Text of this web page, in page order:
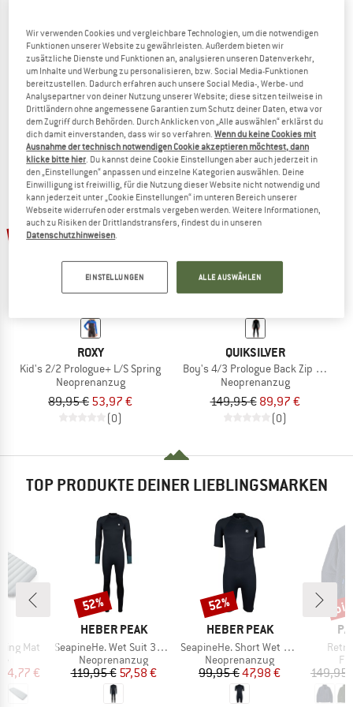
HEBER PEAK
Kids SeapineHe. Wet Suit 3mm
Neoprenanzug
99,95 €42,98 €
5,0(3)
HEBER PEAK
Kid's SeapineHe. Short Wet Suit
Neoprenanzug
89,95 €38,68 €
(0)
40%
ROXY
Kid's 2/2 Prologue+ L/S Spring
Neoprenanzug
89,95 € 53,97 €
(0)
QUIKSILVER
Boy's 4/3 Prologue Back Zip GBS
Neoprenanzug
149,95 € 89,97 €
(0)
TOP PRODUKTE DEINER LIEBLINGSMARKEN
Mat
Preis
84,77 €
MARKE
HEBER PEAK
Artikel
SeapineHe. Wet Suit 3mm
Produktgruppe
Neoprenanzug
Preis
119,95 €reduzierter Preis
57,58 €
Rabatt
52%
MARKE
HEBER PEAK
Artikel
SeapineHe. Short Wet Suit 3mm
Produktgruppe
Neoprenanzug
Preis
99,95 €reduzierter Preis
47,98 €
Rabatt
52%
149,95
Wir verwenden Cookies und vergleichbare Technologien, um die notwendigen
Funktionen unserer Website zu gewährleisten. Außerdem bieten wir
zusätzliche Dienste und Funktionen an, analysieren unseren Datenverkehr,
um Inhalte und Werbung zu personalisieren, bzw. Social Media-Funktionen
bereitzustellen. Dadurch erfahren auch unsere Social Media-, Werbe- und
Analysepartner von deiner Nutzung unserer Website; diese sitzen teilweise in
Drittländern ohne angemessene Garantien zum Schutz deiner Daten, etwa vor
dem Zugriff durch Behörden. Durch Anklicken von „Alle auswählen“ erklärst du
dich damit einverstanden, dass wir so verfahren.Wenn du keine Cookies mit
Ausnahme der technisch notwendigen Cookie akzeptieren möchtest, dann
klicke bitte hier. Du kannst deine Cookie Einstellungen aber auch jederzeit in
den „Einstellungen“ anpassen und einzelne Kategorien auswählen. Deine
Einwilligung ist freiwillig, für die Nutzung dieser Website nicht notwendig und
kann jederzeit unter „Cookie Einstellungen“ im unteren Bereich unserer
Webseite widerrufen oder erstmals vergeben werden. Weitere Informationen,
auch zu Risiken der Drittlandstransfers, findest du in unseren
Datenschutzhinweisen.
EINSTELLUNGEN ALLE AUSWÄHLEN